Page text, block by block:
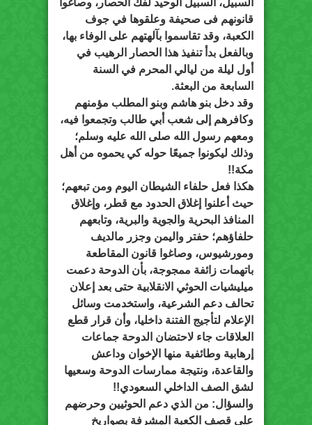
قانونهم فى صحيفة وعلقوها في جوف
الكعبة، وقد تقاسموا بآلهتهم على الوفاء بها،
وبالفعل بدأ تنفيذ هذا الحصار الرهيب في
أول ليلة من ليالي المحرم في السنة
السابعة من البعثة.
وقد دخل بنو هاشم وبنو المطلب مؤمنهم
وكافرهم إلى شعب أبي طالب وتجمعوا فيه،
ومعهم رسول الله صلى الله عليه وسلم؛
وذلك ليكونوا جميعًا حوله كي يحموه من أهل
مكة!!
هكذا فعل حلفاء الشيطان اليوم ومن تبعهم؛
حيث أعلنوا إغلاق الحدود مع قطر، وإغلاق
المنافذ البحرية والجوية والبرية، وتابعهم
حلفاؤهم؛ حفتر واليمن وجزر مالديف
ومورشيوس، وصاغوا قانون المقاطعة
باتهمات زائفة ممجوجة، بأن الدوحة دعمت
ميليشيات الحوثي الانقلابية حتى بعد إعلان
تحالف دعم الشرعية، واستخدمت وسائل
الإعلام لتأجيج الفتنة داخليا، وأن قرار قطع
العلاقات جاء لاحتضان الدوحة جماعات
إرهابية وطائفية منها الإخوان وداعش
والقاعدة، ونتيجة ممارسات الدوحة وسعيها
لشق الصف الداخلي السعودي!!
والسؤال: من الذي دعم الحوثيين وحرضهم
على قصف الكعبة المشرفة بصواريخ